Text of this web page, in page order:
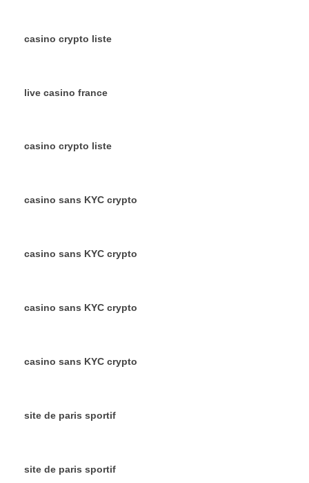
casino crypto liste
live casino france
casino crypto liste
casino sans KYC crypto
casino sans KYC crypto
casino sans KYC crypto
casino sans KYC crypto
site de paris sportif
site de paris sportif